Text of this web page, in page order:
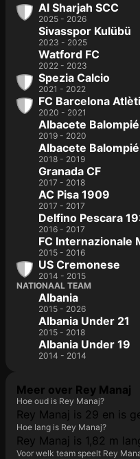
Al Sharjah SCC
2025 - 2026
Sivasspor Kulübü
2023 - 2025
Watford FC
2022 - 2023
Spezia Calcio
2021 - 2022
FC Barcelona
2020 - 2021
Albacete Balompié
2019 - 2020
Albacete Balompié
2018 - 2019
Granada CF
2017 - 2018
AC Pisa 1909
2017 - 2017
Delfino Pescara
2016 - 2017
FC Internazionale
2015 - 2016
US Cremonese
2014 - 2015
NATIONAAL TEAM
Albania
2015 - 2026
Albania Under 21
2015 - 2018
Albania Under 19
2014 - 2014
Meer over Rey Manaj
Hoe oud is Rey Manaj?
Rey Manaj is 29 en is
Hoe lang is Rey Manaj?
Rey Manaj is 1,82 m
Voor welk team speelt Rey